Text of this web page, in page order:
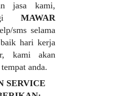
jasa kami,
MAWAR
sms selama
hari kerja
kami akan
anda.
SERVICE